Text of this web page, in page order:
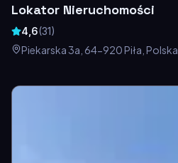
Lokator Nieruchomości
4,6(31)
Piekarska 3a, 64-920 Piła, Polska